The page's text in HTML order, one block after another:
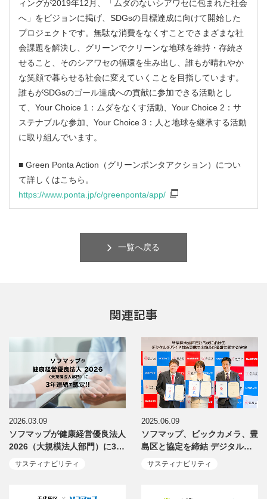
ィングが2019年12月、「ムダのないシアワセに包まれた社会
へ」をビジョンに掲げ、SDGsの目標達成に向けて開始した
プロジェクトです。無駄な消費をなくすことでさまざまな社
会課題を解決し、グリーンでクリーンな地球を維持・存続さ
せること、そのシアワセの循環を生み出し、誰もが晴れやか
な笑顔で暮らせる社会に変えていくことを目指しています。
誰もがSDGsのゴール達成への貢献に参加できる活動とし
て、Your Choice 1：ムダをなくす活動、Your Choice 2：サ
ステナブルな参加、Your Choice 3：人と地球を継承する活動
に取り組んでいます。
■ Green Ponta Action（グリーンポンタアクション）につい
て詳しくはこちら。
https://www.ponta.jp/c/greenponta/app/
一覧へ戻る
関連記事
2026.03.09
ソフマップが健康経営優良法人
2026（大規模法人部門）に3…
サスティナビリティ
2025.06.09
ソフマップ、ビックカメラ、豊
島区と協定を締結 デジタル…
サスティナビリティ